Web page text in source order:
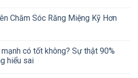
Chăm Sóc Răng Miệng Kỹ Hơn
có tốt không? Sự thật 90%
hiểu sai